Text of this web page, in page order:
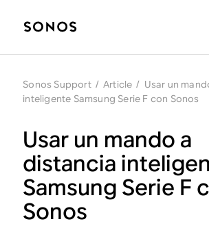
Sonos Support / Article / Usar un
inteligente Samsung Serie F con Sonos
Usar un mando a
distancia
Samsung Serie F
Sonos